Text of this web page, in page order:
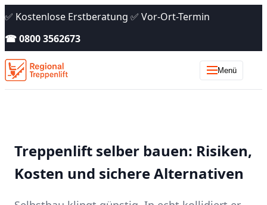
✅ Kostenlose Erstberatung ✅ Vor-Ort-Termin
☎ 0800 3562673
Menü
Treppenlift selber bauen: Risiken,
Kosten und sichere Alternativen